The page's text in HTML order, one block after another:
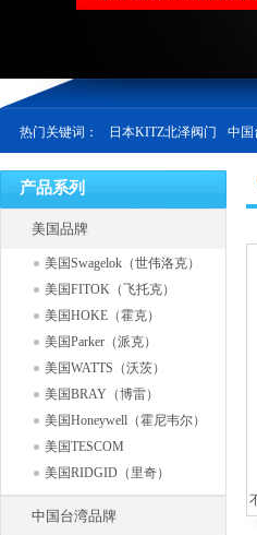
热门关键词： 日本KITZ北泽阀门 中国
产品系列
美国品牌
美国Swagelok（世伟洛克）
美国FITOK（飞托克）
美国HOKE（霍克）
美国Parker（派克）
美国WATTS（沃茨）
美国BRAY（博雷）
美国Honeywell（霍尼韦尔）
美国TESCOM
美国RIDGID（里奇）
中国台湾品牌